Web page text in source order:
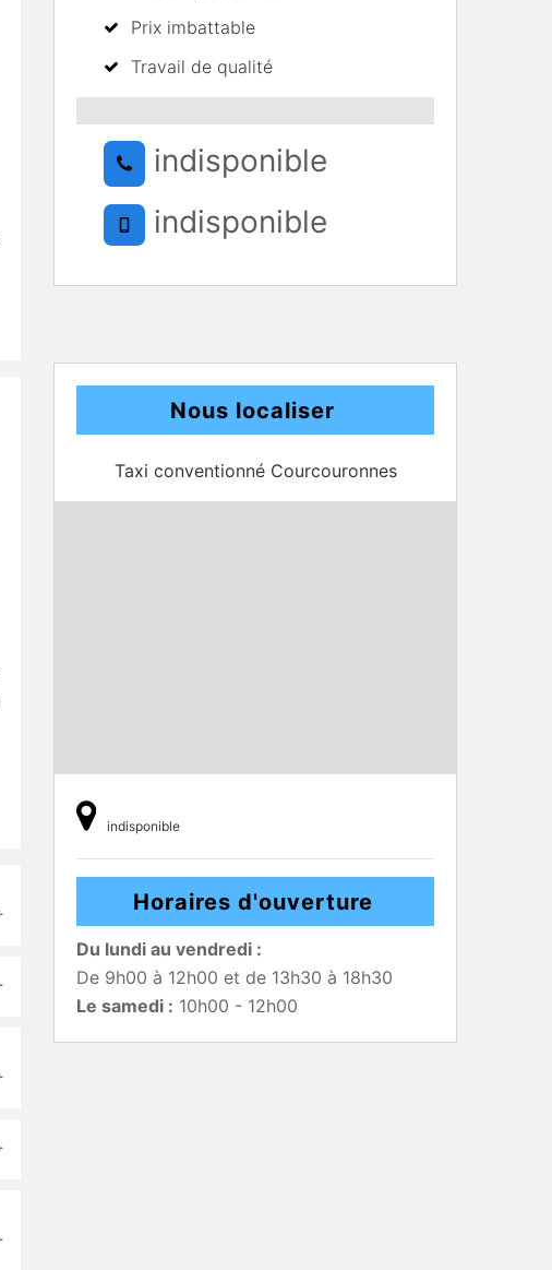
Prix imbattable
Travail de qualité
indisponible
indisponible
Nous localiser
Taxi conventionné Courcouronnes
indisponible
Horaires d'ouverture
Du lundi au vendredi :
De 9h00 à 12h00 et de 13h30 à 18h30
Le samedi : 10h00 - 12h00